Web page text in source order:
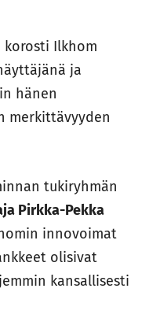
Ilkhom
ja
hänen
merkittävyyden
tukiryhmän
Pirkka-Pekka
innovoimat
olisivat
kansallisesti